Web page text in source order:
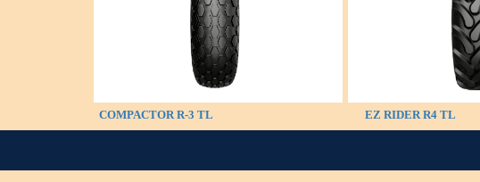
COMPACTOR R-3 TL EZ RIDER R4 TL